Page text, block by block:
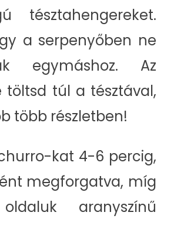
tésztahengereket.
a serpenyőben ne
egymáshoz. Az
töltsd túl a tésztával,
több részletben!
kat 4-6 percig,
megforgatva, míg
aranyszínű